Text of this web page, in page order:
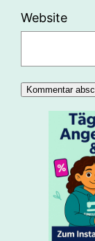
Website